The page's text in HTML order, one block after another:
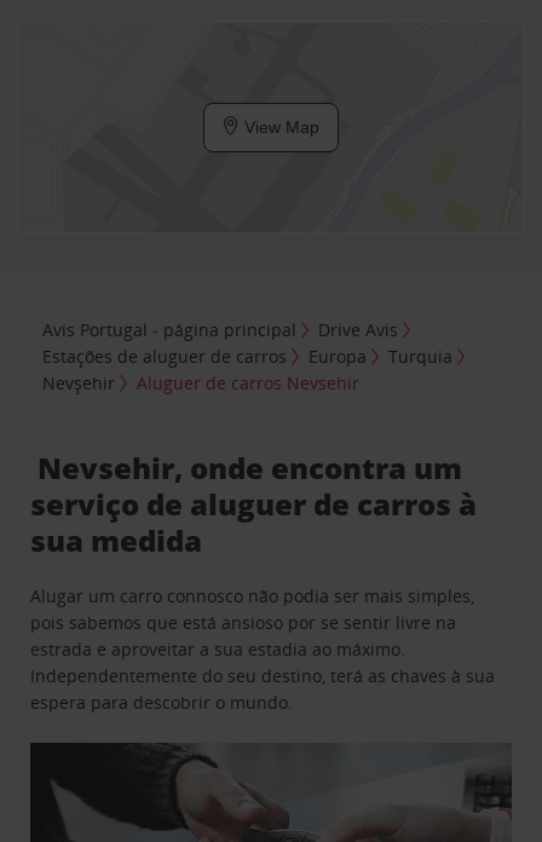
View Map
Avis Portugal - página principal
Drive Avis
Estações de aluguer de carros
Europa
Turquia
Nevşehir
Aluguer de carros Nevsehir
Nevsehir, onde encontra um
serviço de aluguer de carros à
sua medida
Alugar um carro connosco não podia ser mais simples,
pois sabemos que está ansioso por se sentir livre na
estrada e aproveitar a sua estadia ao máximo.
Independentemente do seu destino, terá as chaves à sua
espera para descobrir o mundo.